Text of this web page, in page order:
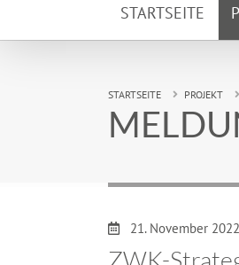
STARTSEITE
Sie sind hier:
STARTSEITE PROJEKT
Datum:
21. November 2022